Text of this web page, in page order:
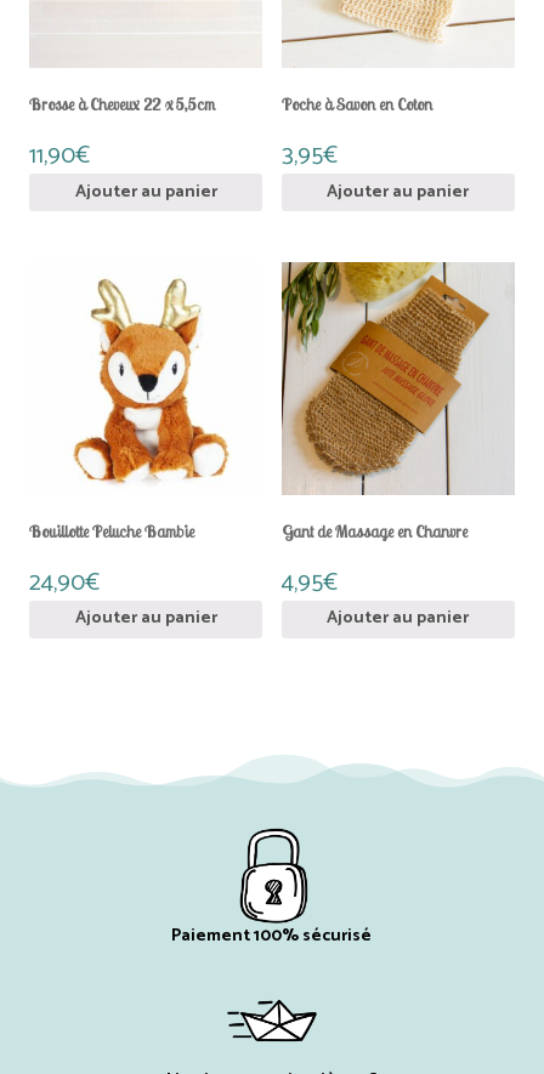
Brosse à Cheveux 22 x 5,5cm
11,90€
Ajouter au panier
Poche à Savon en Coton
3,95€
Ajouter au panier
Bouillotte Peluche Bambie
24,90€
Ajouter au panier
Gant de Massage en Chanvre
4,95€
Ajouter au panier
Paiement 100% sécurisé